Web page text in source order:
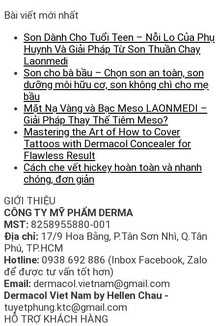
Bài viết mới nhất
Son Dành Cho Tuổi Teen – Nỗi Lo Của Phụ
Huynh Và Giải Pháp Từ Son Thuần Chay
Laonmedi
Son cho bà bầu – Chọn son an toàn, son
dưỡng môi hữu cơ, son không chì cho mẹ
bầu
Mặt Nạ Vàng và Bạc Meso LAONMEDI –
Giải Pháp Thay Thế Tiêm Meso?
Mastering the Art of How to Cover
Tattoos with Dermacol Concealer for
Flawless Result
Cách che vết hickey hoàn toàn và nhanh
chóng, đơn giản
GIỚI THIỆU
CÔNG TY MỸ PHẨM DERMA
MST: 8258955880-001
Địa chỉ: 17/9 Hoa Bằng, P.Tân Sơn Nhì, Q.Tân
Phú, TP.HCM
Hotline: 0938 692 886 (Inbox Facebook, Zalo
để được tư vấn tốt hơn)
Email: dermacol.vietnam@gmail.com
Dermacol Viet Nam by Hellen Chau -
tuyetphung.ktc@gmail.com
HỖ TRỢ KHÁCH HÀNG